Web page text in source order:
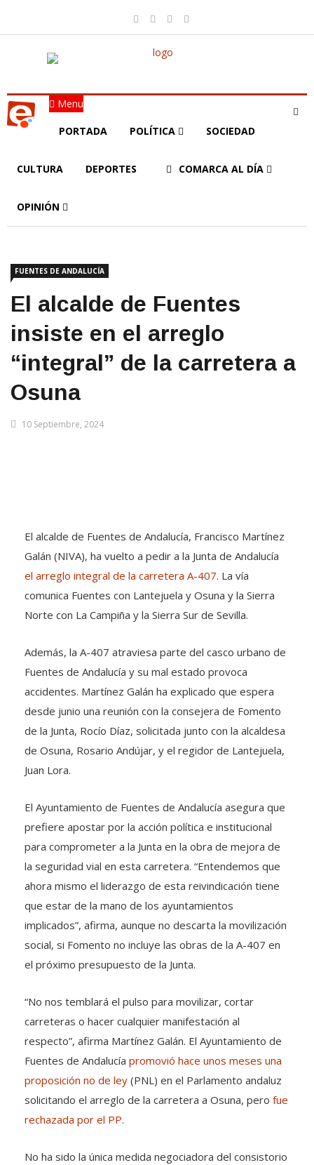
Menu
PORTADA POLÍTICA SOCIEDAD
CULTURA DEPORTES COMARCA AL DÍA
OPINIÓN
FUENTES DE ANDALUCÍA
El alcalde de Fuentes
insiste en el arreglo
“integral” de la carretera a
Osuna
10 Septiembre, 2024
El alcalde de Fuentes de Andalucía, Francisco Martínez
Galán (NIVA), ha vuelto a pedir a la Junta de Andalucía
el arreglo integral de la carretera A-407. La vía
comunica Fuentes con Lantejuela y Osuna y la Sierra
Norte con La Campiña y la Sierra Sur de Sevilla.
Además, la A-407 atraviesa parte del casco urbano de
Fuentes de Andalucía y su mal estado provoca
accidentes. Martínez Galán ha explicado que espera
desde junio una reunión con la consejera de Fomento
de la Junta, Rocío Díaz, solicitada junto con la alcaldesa
de Osuna, Rosario Andújar, y el regidor de Lantejuela,
Juan Lora.
El Ayuntamiento de Fuentes de Andalucía asegura que
prefiere apostar por la acción política e institucional
para comprometer a la Junta en la obra de mejora de
la seguridad vial en esta carretera. “Entendemos que
ahora mismo el liderazgo de esta reivindicación tiene
que estar de la mano de los ayuntamientos
implicados”, afirma, aunque no descarta la movilización
social, si Fomento no incluye las obras de la A-407 en
el próximo presupuesto de la Junta.
“No nos temblará el pulso para movilizar, cortar
carreteras o hacer cualquier manifestación al
respecto”, afirma Martínez Galán. El Ayuntamiento de
Fuentes de Andalucía promovió hace unos meses una
proposición no de ley (PNL) en el Parlamento andaluz
solicitando el arreglo de la carretera a Osuna, pero fue
rechazada por el PP.
No ha sido la única medida negociadora del consistorio